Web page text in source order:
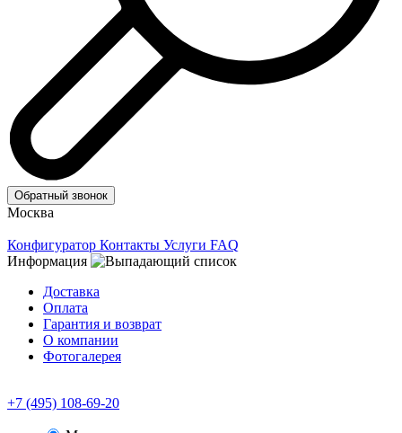
Обратный звонок
Москва
Конфигуратор Контакты Услуги FAQ
Информация
Доставка
Оплата
Гарантия и возврат
О компании
Фотогалерея
+7 (495) 108-69-20